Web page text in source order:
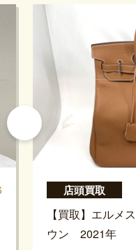
店頭買取
【買取】エル
ウン 2021年